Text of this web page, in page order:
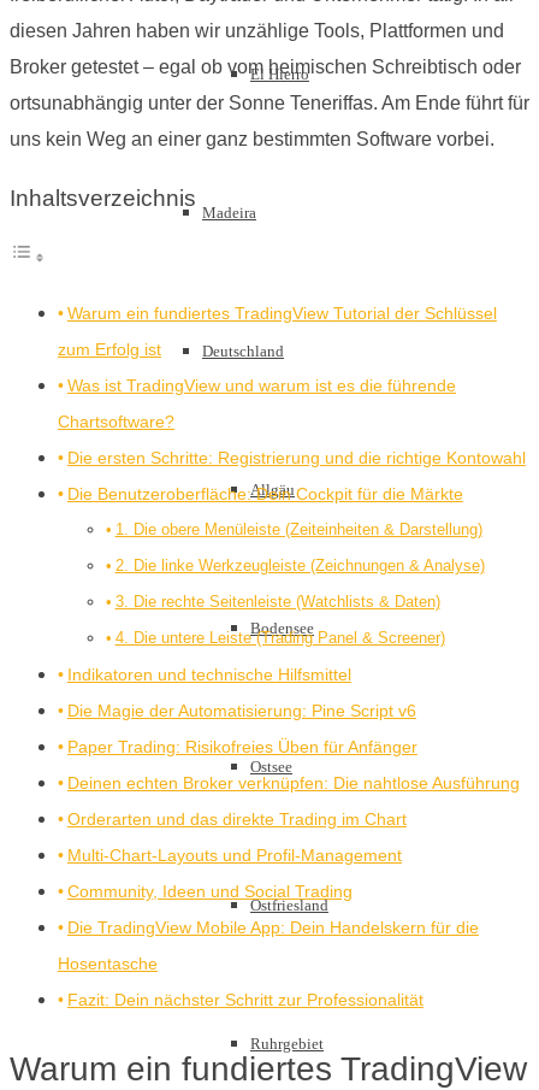
El Hierro
Madeira
Deutschland
Allgäu
Bodensee
Ostsee
Ostfriesland
Ruhrgebiet
diesen Jahren haben wir unzählige Tools, Plattformen und
Broker getestet – egal ob vom heimischen Schreibtisch oder
ortsunabhängig unter der Sonne Teneriffas. Am Ende führt für
uns kein Weg an einer ganz bestimmten Software vorbei.
Inhaltsverzeichnis
Warum ein fundiertes TradingView Tutorial der Schlüssel
zum Erfolg ist
Was ist TradingView und warum ist es die führende
Chartsoftware?
Die ersten Schritte: Registrierung und die richtige Kontowahl
Die Benutzeroberfläche: Dein Cockpit für die Märkte
1. Die obere Menüleiste (Zeiteinheiten & Darstellung)
2. Die linke Werkzeugleiste (Zeichnungen & Analyse)
3. Die rechte Seitenleiste (Watchlists & Daten)
4. Die untere Leiste (Trading Panel & Screener)
Indikatoren und technische Hilfsmittel
Die Magie der Automatisierung: Pine Script v6
Paper Trading: Risikofreies Üben für Anfänger
Deinen echten Broker verknüpfen: Die nahtlose Ausführung
Orderarten und das direkte Trading im Chart
Multi-Chart-Layouts und Profil-Management
Community, Ideen und Social Trading
Die TradingView Mobile App: Dein Handelskern für die
Hosentasche
Fazit: Dein nächster Schritt zur Professionalität
Warum ein fundiertes TradingView